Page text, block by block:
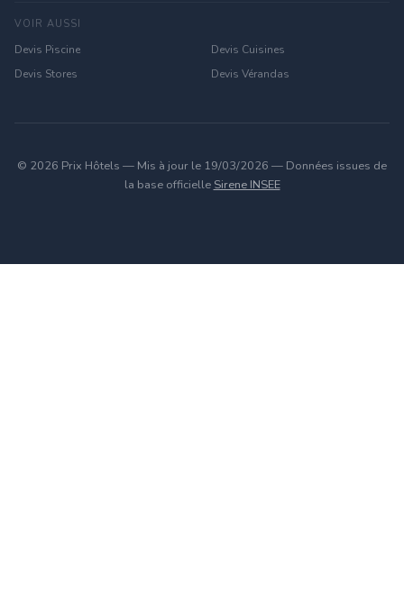
VOIR AUSSI
Devis Piscine
Devis Cuisines
Devis Stores
Devis Vérandas
© 2026 Prix Hôtels — Mis à jour le 19/03/2026 — Données issues de
la base officielle Sirene INSEE